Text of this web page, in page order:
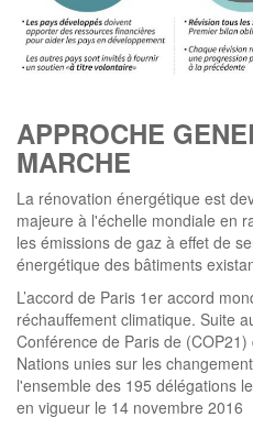
APPROCHE
MARCHE
La rénovation énergétique est
majeure à l'échelle mondiale en
les émissions de gaz à effet de
énergétique des bâtiments
L’accord de Paris 1er accord
réchauffement climatique. Suite
Conférence de Paris de
Nations unies sur les
l'ensemble des 195 délégations
en vigueur le 14 novembre 2016